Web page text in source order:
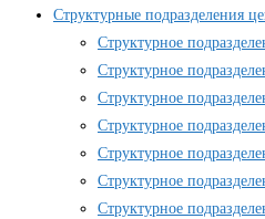
Структурные подразделения
Структурное
Структурное
Структурное
Структурное
Структурное
Структурное
Структурное